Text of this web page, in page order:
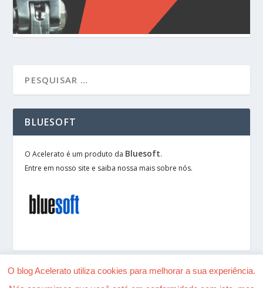
BLUESOFT
O Acelerato é um produto da Bluesoft.
Entre em nosso site e saiba nossa mais sobre nós.
O blog Acelerato utiliza cookies para melhorar a sua experiência.